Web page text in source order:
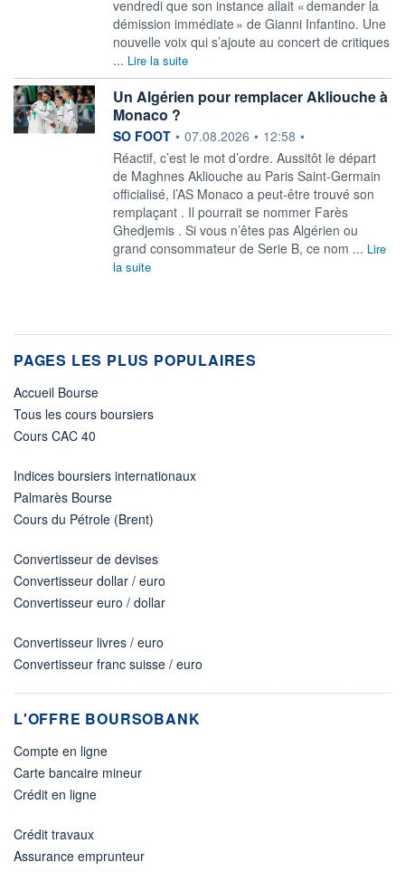
vendredi que son instance allait « demander la
démission immédiate » de Gianni Infantino. Une
nouvelle voix qui s’ajoute au concert de critiques
... Lire la suite
Un Algérien pour remplacer Akliouche à
Monaco ?
information fournie par
SO FOOT • 07.08.2026 • 12:58 •
Réactif, c’est le mot d’ordre. Aussitôt le départ
de Maghnes Akliouche au Paris Saint-Germain
officialisé, l’AS Monaco a peut-être trouvé son
remplaçant . Il pourrait se nommer Farès
Ghedjemis . Si vous n’êtes pas Algérien ou
grand consommateur de Serie B, ce nom ... Lire
la suite
PAGES LES PLUS POPULAIRES
Accueil Bourse
Tous les cours boursiers
Cours CAC 40
Indices boursiers internationaux
Palmarès Bourse
Cours du Pétrole (Brent)
Convertisseur de devises
Convertisseur dollar / euro
Convertisseur euro / dollar
Convertisseur livres / euro
Convertisseur franc suisse / euro
L'OFFRE BOURSOBANK
Compte en ligne
Carte bancaire mineur
Crédit en ligne
Crédit travaux
Assurance emprunteur